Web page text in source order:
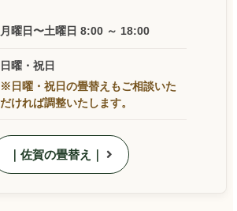
月曜日〜土曜日 8:00 ～ 18:00
日曜・祝日
※日曜・祝日の畳替えもご相談いた
だければ調整いたします。
｜佐賀の畳替え｜